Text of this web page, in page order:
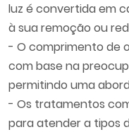
luz é convertida em
à sua remoção ou
- O comprimento de
com base na
permitindo uma
- Os tratamentos
para atender a tipos